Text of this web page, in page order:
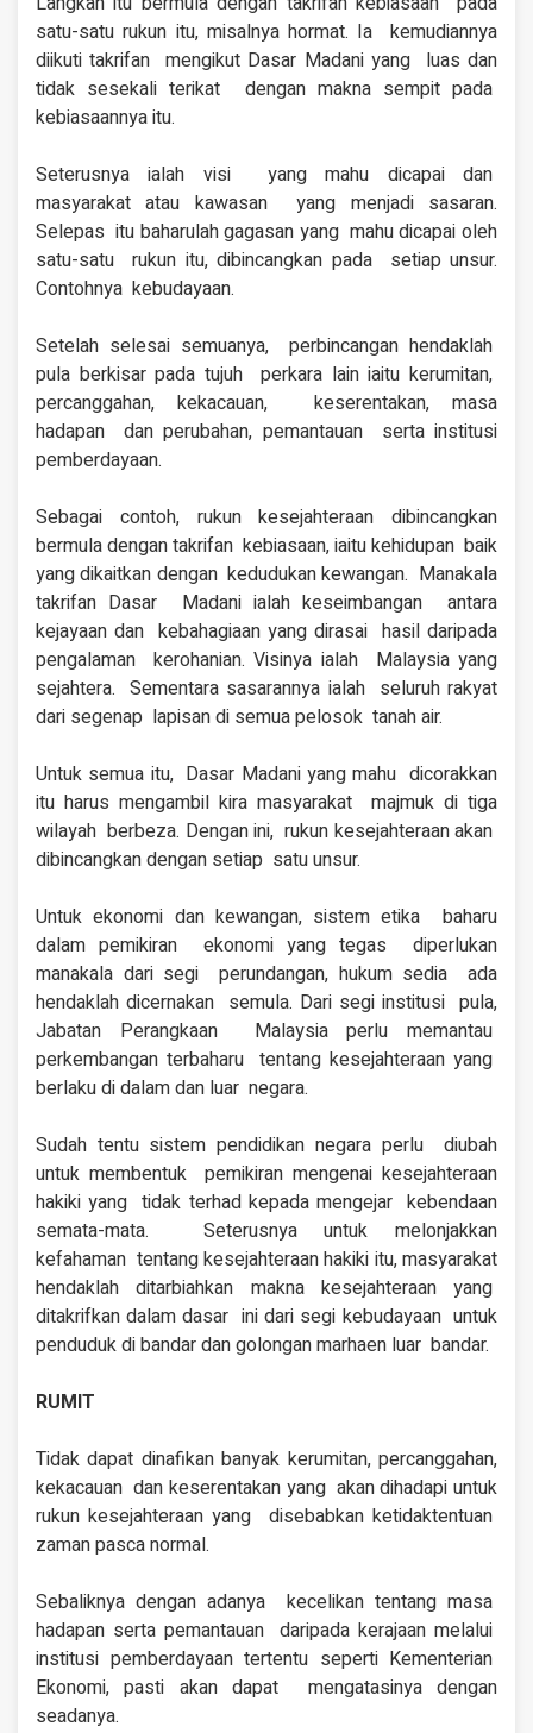
satu-satu rukun itu, misalnya hormat. Ia kemudiannya
diikuti takrifan mengikut Dasar Madani yang luas dan
tidak sesekali terikat dengan makna sempit pada
kebiasaannya itu.
Seterusnya ialah visi yang mahu dicapai dan
masyarakat atau kawasan yang menjadi sasaran.
Selepas itu baharulah gagasan yang mahu dicapai oleh
satu-satu rukun itu, dibincangkan pada setiap unsur.
Contohnya kebudayaan.
Setelah selesai semuanya, perbincangan hendaklah
pula berkisar pada tujuh perkara lain iaitu kerumitan,
percanggahan, kekacauan, keserentakan, masa
hadapan dan perubahan, pemantauan serta institusi
pemberdayaan.
Sebagai contoh, rukunkesejahteraan dibincangkan
bermula dengan takrifan kebiasaan, iaitu kehidupan baik
yang dikaitkan dengan kedudukan kewangan. Manakala
takrifan Dasar Madani ialah keseimbangan antara
kejayaan dan kebahagiaan yang dirasai hasil daripada
pengalaman kerohanian. Visinya ialah Malaysia yang
sejahtera. Sementara sasarannya ialah seluruh rakyat
dari segenap lapisan di semua pelosok tanah air.
Untuk semua itu, Dasar Madani yang mahu dicorakkan
itu harus mengambil kira masyarakat majmuk di tiga
wilayah berbeza. Dengan ini, rukun kesejahteraan akan
dibincangkan dengan setiap satu unsur.
Untuk ekonomi dan kewangan, sistem etika baharu
dalam pemikiran ekonomi yang tegas diperlukan
manakala dari segi perundangan, hukum sedia ada
hendaklah dicernakan semula. Dari segi institusi pula,
Jabatan Perangkaan Malaysia perlu memantau
perkembangan terbaharu tentang kesejahteraan yang
berlaku di dalam dan luar negara.
Sudah tentu sistempendidikan negara perlu diubah
untuk membentuk pemikiran mengenai kesejahteraan
hakiki yang tidak terhad kepada mengejar kebendaan
semata-mata. Seterusnya untuk melonjakkan
kefahaman tentang kesejahteraanhakiki itu, masyarakat
hendaklah ditarbiahkan makna kesejahteraan yang
ditakrifkan dalam dasar ini dari segi kebudayaan untuk
penduduk di bandardan golongan marhaen luar bandar.
RUMIT
Tidak dapat dinafikanbanyak kerumitan,percanggahan,
kekacauan dan keserentakan yang akan dihadapi untuk
rukun kesejahteraan yang disebabkan ketidaktentuan
zaman pasca normal.
Sebaliknya dengan adanya kecelikan tentang masa
hadapan serta pemantauan daripada kerajaan melalui
institusi pemberdayaan tertentu seperti Kementerian
Ekonomi, pasti akan dapat mengatasinya dengan
seadanya.